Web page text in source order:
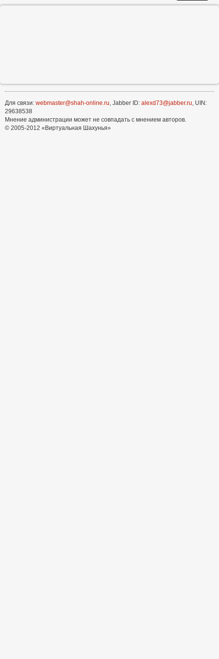
Для связи: webmaster@shah-online.ru, Jabber ID: alexd73@jabber.ru, UIN:
29638538
Мнение администрации может не совпадать с мнением авторов.
© 2005-2012 «Виртуальная Шахунья»